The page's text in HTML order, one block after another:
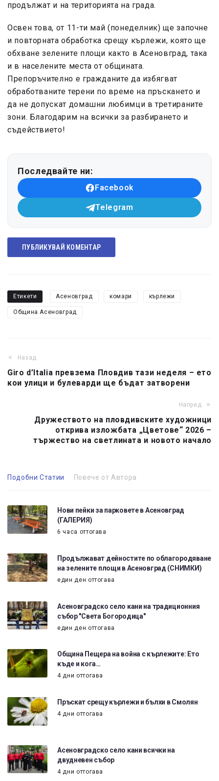
продължат и на територията на града.
Освен това, от 11-ти май (понеделник) ще започне
и повторната обработка срещу кърлежи, която ще
обхване зелените площи както в Асеновград, така
и в населените места от общината.
Препоръчително е гражданите да избягват
обработваните терени по време на пръскането и
да не допускат домашни любимци в третираните
зони. Благодарим на всички за разбирането и
съдействието!
Последвайте ни:
Facebook
Telegram
ПУБЛИКУВАЙ КОМЕНТАР
Етикети Асеновград комари кърлежи
Община Асеновград
Назад
Giro d’Italia превзема Пловдив тази неделя – ето
кои улици и булеварди ще бъдат затворени
Напред
Дружеството на пловдивските художници
открива изложбата „Цветове“ 2026 –
тържество на светлината и новото начало
Подобни Статии Повече от Автора
Нови пейки за парковете в Асеновград
(ГАЛЕРИЯ)
6 часа оттогава
Продължават дейностите по облагородяване
на зелените площи в Асеновград (СНИМКИ)
един ден оттогава
Асеновградско село кани на традиционния
събор "Света Богородица"
един ден оттогава
Община Пещера на война с кърлежите: Ето
къде и кога…
4 дни оттогава
Пръскат срещу кърлежи и бълхи в Смолян
4 дни оттогава
Асеновградско село кани всички на
двудневен събор
4 дни оттогава